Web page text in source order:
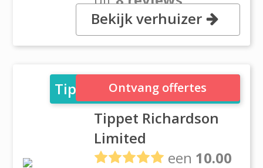
, 212 Dolomite Drive, M3J 2N2
Toronto, Ontario
Bekijk verhuizer
Tippet Richardson Limited
Tippet Richardson
Limited
een 10.00
Ontvang offertes